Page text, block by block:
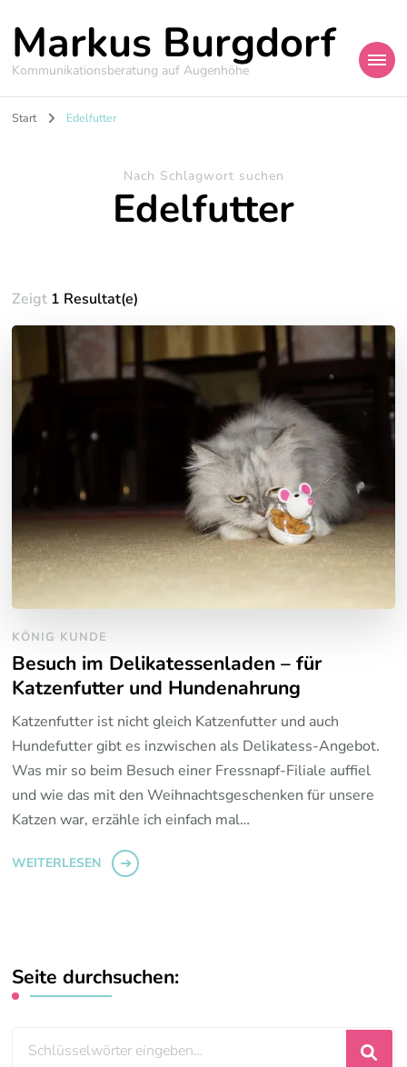
Markus Burgdorf
Kommunikationsberatung auf Augenhöhe
Start Edelfutter
Nach Schlagwort suchen
Edelfutter
Zeigt 1 Resultat(e)
KÖNIG KUNDE
Besuch im Delikatessenladen – für
Katzenfutter und Hundenahrung
Katzenfutter ist nicht gleich Katzenfutter und auch
Hundefutter gibt es inzwischen als Delikatess-Angebot.
Was mir so beim Besuch einer Fressnapf-Filiale auffiel
und wie das mit den Weihnachtsgeschenken für unsere
Katzen war, erzähle ich einfach mal…
WEITERLESEN
Seite durchsuchen:
Suchst